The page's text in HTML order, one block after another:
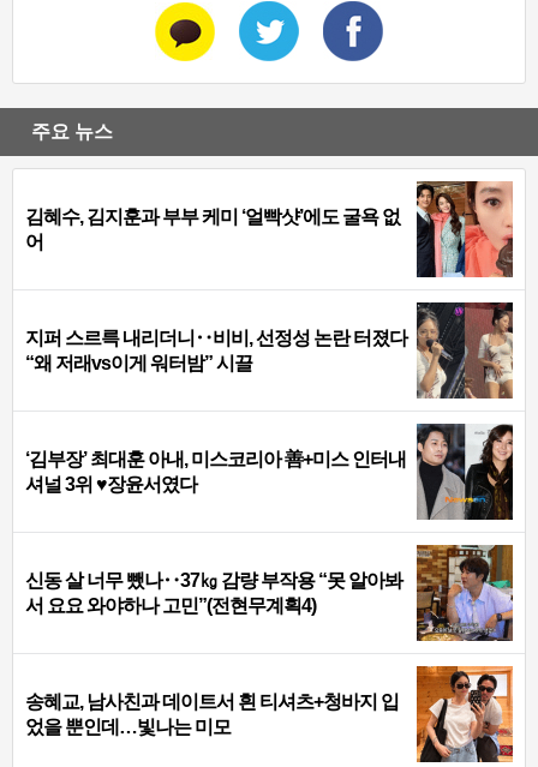
주요 뉴스
김혜수, 김지훈과 부부 케미 ‘얼빡샷’에도 굴욕 없
어
지퍼 스르륵 내리더니‥비비, 선정성 논란 터졌다
“왜 저래vs이게 워터밤” 시끌
‘김부장’ 최대훈 아내, 미스코리아 善+미스 인터내
셔널 3위 ♥장윤서였다
신동 살 너무 뺐나‥37㎏ 감량 부작용 “못 알아봐
서 요요 와야하나 고민”(전현무계획4)
송혜교, 남사친과 데이트서 흰 티셔츠+청바지 입
었을 뿐인데…빛나는 미모